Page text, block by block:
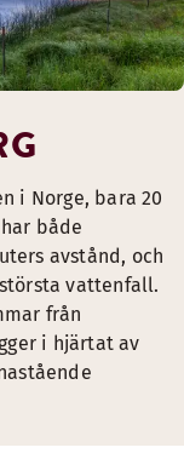
i Norge, bara 20
både
avstånd, och
vattenfall.
från
i hjärtat av